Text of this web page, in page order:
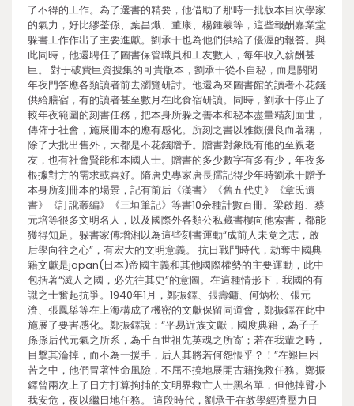
了不得的工作。為了選書的精要，他借助了那時一批版本目次學家
的氣力，好比繆荃孫、葉昌熾、董康、楊鍾羲等，這些報酬嘉業堂
躲書工作作出了主要進獻。劉承干也為他們供給了優渥的報答。與
此同時，他還聘任了圖書保管職員和工友數人，每年收入薪酬甚
巨。 對于破費巨資搜集的可貴版本，劉承干從不自秘，而是關閉
年夜門答應各類讀者前去瀏覽研討。他還為來圖書館的讀者不花錢
供給膳宿，有的讀者甚至數月在此食宿研讀。同時，劉承干停止了
較年夜範圍的刻書任務，把本身所躲之善本和秘本盡量精刻面世，
傳佈于社會，施展冊本的應有感化。所刻之書以雅觀優良而著稱，
除了大批出售外，大都是不花錢贈予。贈書對象既有他的至親老
友，也有社會賢能和本國人士。贈書的多少數字有多有少，年夜多
根據對方的需求或喜好。隋唐史專家唐長孺記得少年時劉承干贈予
本身所刻冊本的場景，記有前后《漢書》《舊五代史》《章氏遺
書》《訂訛叢編》《三垣筆記》等書10余種計數百冊。梁啟超、蔡
元培等很多文明名人，以及國際外各類公私藏書樓向他索書，都能
獲得知足。躲書家傅增湘以為這些刻書運動“成前人未竟之志，啟
后學向往之心”，有宏大的文明意義。 抗日戰鬥時代，劫奪中國典
籍文獻是japan(日本)帝國主義和其他國際權勢的主要運動，此中
包括著“滅人之國，必先往其史”的意圖。在這種情形下，我國的有
識之士奮起抗爭。1940年1月，鄭振鐸、張壽鏞、何炳松、張元
濟、張鳳舉等在上海構成了機密的文獻保留同道會，鄭振鐸在此中
施展了要害感化。鄭振鐸說：“平易近族文獻，國度典籍，為子子
孫孫后代元氣之所系，為千百世祖先英魂之所寄；若在我輩之時，
目擊其淪掉，而不為一援手，后人其將若何怨悵乎？！”在艱巨困
苦之中，他們冒著性命風險，不屈不撓地展開古籍挽救任務。鄭振
鐸曾兩次上了日方打算拘捕的文明界救亡人士黑名單，但他掉臂小
我安危，夜以繼日地任務。 這段時代，劉承干在教學經濟壓力日